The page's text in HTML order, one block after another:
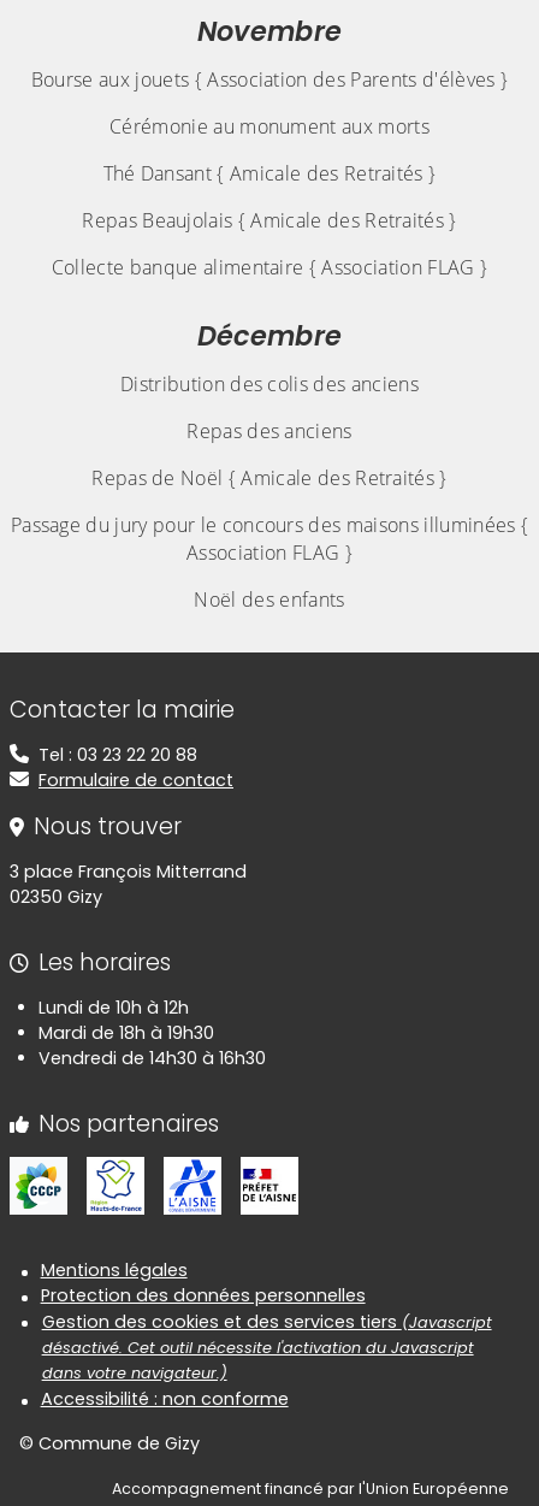
Novembre
Bourse aux jouets { Association des Parents d'élèves }
Cérémonie au monument aux morts
Thé Dansant { Amicale des Retraités }
Repas Beaujolais { Amicale des Retraités }
Collecte banque alimentaire { Association FLAG }
Décembre
Distribution des colis des anciens
Repas des anciens
Repas de Noël { Amicale des Retraités }
Passage du jury pour le concours des maisons illuminées {
Association FLAG }
Noël des enfants
Informations de contact
Contacter la mairie
Tel : 03 23 22 20 88
Formulaire de contact
Nous trouver
3 place François Mitterrand
02350 Gizy
Les horaires
Lundi de 10h à 12h
Mardi de 18h à 19h30
Vendredi de 14h30 à 16h30
Nos partenaires
Informations réglementaires
Mentions légales
Protection des données personnelles
Gestion des cookies et des services tiers (Javascript
désactivé. Cet outil nécessite l'activation du Javascript
dans votre navigateur.)
Accessibilité : non conforme
© Commune de Gizy
Accompagnement financé par l'Union Européenne